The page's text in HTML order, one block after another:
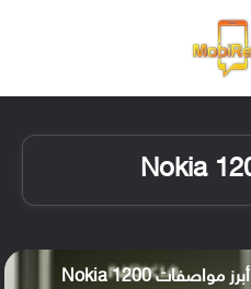
أبرز مواصفات Nokia 1200